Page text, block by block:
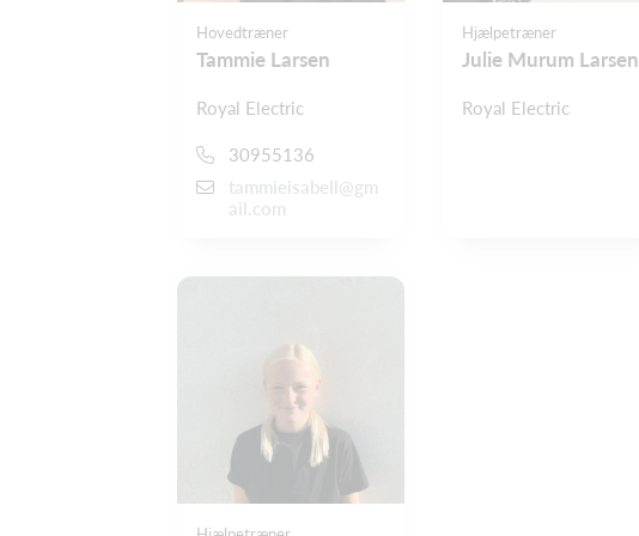
Hovedtræner
Tammie Larsen
Royal Electric
30955136
tammieisabell@gm
ail.com
Hjælpetræner
Julie Murum Larsen
Royal Electric